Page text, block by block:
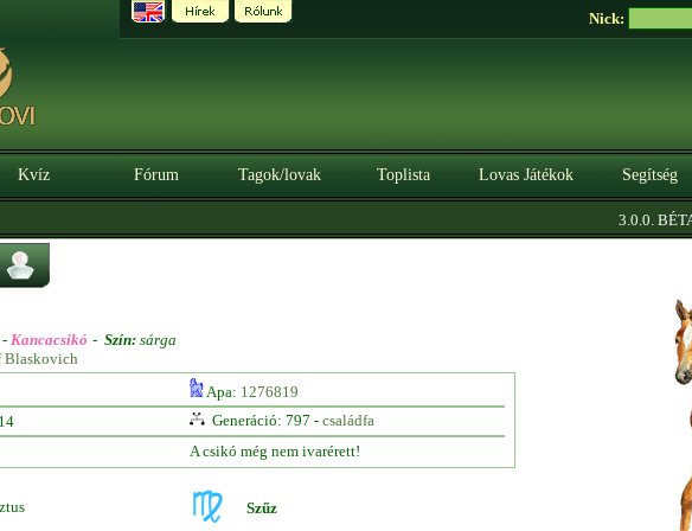
Nick:
Kvíz Fórum Tagok/lovak Toplista Lovas Játékok Segítség
3.0.0. BÉTA|
Kancacsikó - Szín: sárga
Blaskovich
Apa: 1276819
Generáció: 797 - családfa
A csikó még nem ivarérett!
Szűz